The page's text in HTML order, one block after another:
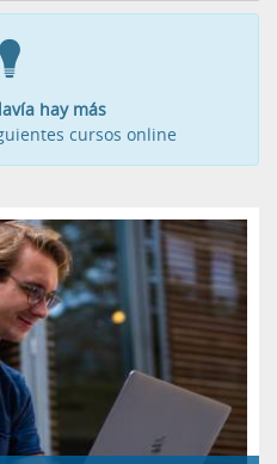
hay más
cursos online